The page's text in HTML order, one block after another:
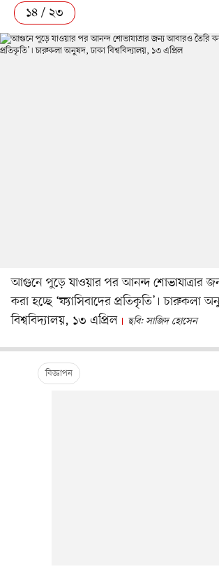
১৪ / ২৩
আগুনে পুড়ে যাওয়ার পর আনন্দ শোভাযাত্রার
করা হচ্ছে ‘ফ্যাসিবাদের প্রতিকৃতি’। চারুকলা
বিশ্ববিদ্যালয়, ১৩ এপ্রিল
ছবি: সাজিদ হোসেন